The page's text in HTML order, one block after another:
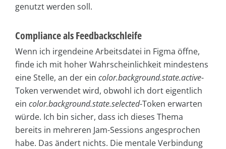
genutzt werden soll.
Compliance als Feedbackschleife
Wenn ich irgendeine Arbeitsdatei in Figma öffne,
finde ich mit hoher Wahrscheinlichkeit mindestens
eine Stelle, an der ein color.background.state.active-
Token verwendet wird, obwohl ich dort eigentlich
ein color.background.state.selected-Token erwarten
würde. Ich bin sicher, dass ich dieses Thema
bereits in mehreren Jam-Sessions angesprochen
habe. Das ändert nichts. Die mentale Verbindung